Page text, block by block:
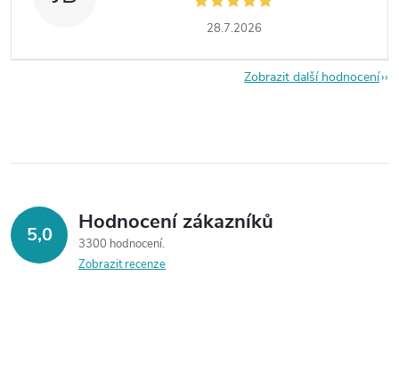
28.7.2026
Zobrazit další hodnocení
5,0 Hodnocení zákazníků
3300 hodnocení
Zobrazit recenze